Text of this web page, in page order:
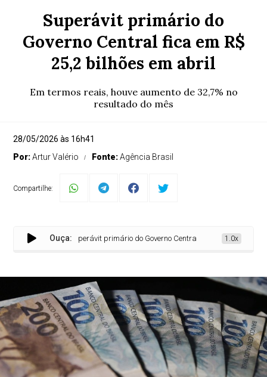
Superávit primário do
Governo Central fica em R$
25,2 bilhões em abril
Em termos reais, houve aumento de 32,7% no
resultado do mês
28/05/2026 às 16h41
Por:Artur Valério Fonte:Agência Brasil
Compartilhe:
Ouça:
Superávit primário do Governo Central fica em R$ 25,2 bilhões
1.0x